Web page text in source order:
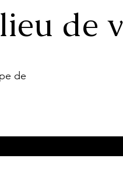
de
de